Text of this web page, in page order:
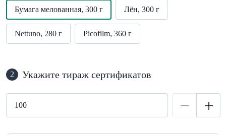
Бумага мелованная, 300 г Лён, 300 г
Nettuno, 280 г Picofilm, 360 г
2 Укажите тираж сертификатов